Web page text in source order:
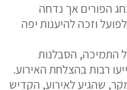
הפורים אך נדחה
וזכה להיענות יפה
התמיכה, הסבלנות
רבות בהצלחת האירוע.
שהגיע לאירוע, הקדיש